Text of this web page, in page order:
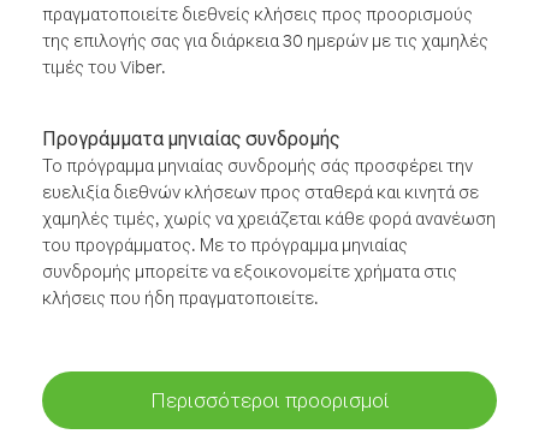
πραγματοποιείτε διεθνείς κλήσεις προς προορισμούς
της επιλογής σας για διάρκεια 30 ημερών με τις χαμηλές
τιμές του Viber.
Προγράμματα μηνιαίας συνδρομής
Το πρόγραμμα μηνιαίας συνδρομής σάς προσφέρει την
ευελιξία διεθνών κλήσεων προς σταθερά και κινητά σε
χαμηλές τιμές, χωρίς να χρειάζεται κάθε φορά ανανέωση
του προγράμματος. Με το πρόγραμμα μηνιαίας
συνδρομής μπορείτε να εξοικονομείτε χρήματα στις
κλήσεις που ήδη πραγματοποιείτε.
Περισσότεροι προορισμοί